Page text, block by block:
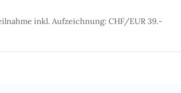
inkl. Aufzeichnung: CHF/EUR 39.-